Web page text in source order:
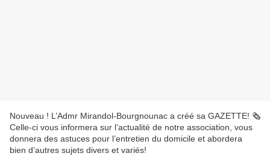
Nouveau ! L’Admr Mirandol-Bourgnounac a créé sa GAZETTE! 🗞️
Celle-ci vous informera sur l’actualité de notre association, vous
donnera des astuces pour l’entretien du domicile et abordera
bien d’autres sujets divers et variés!